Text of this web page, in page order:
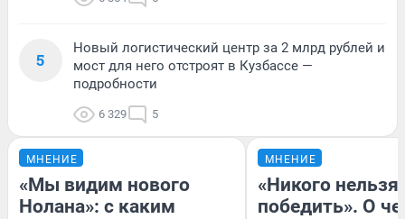
5
Новый логистический центр за 2 млрд рублей и
мост для него отстроят в Кузбассе —
подробности
6 329 5
МНЕНИЕ
«Мы видим нового
Нолана»: с каким
МНЕНИЕ
«Никого нельзя
победить». О